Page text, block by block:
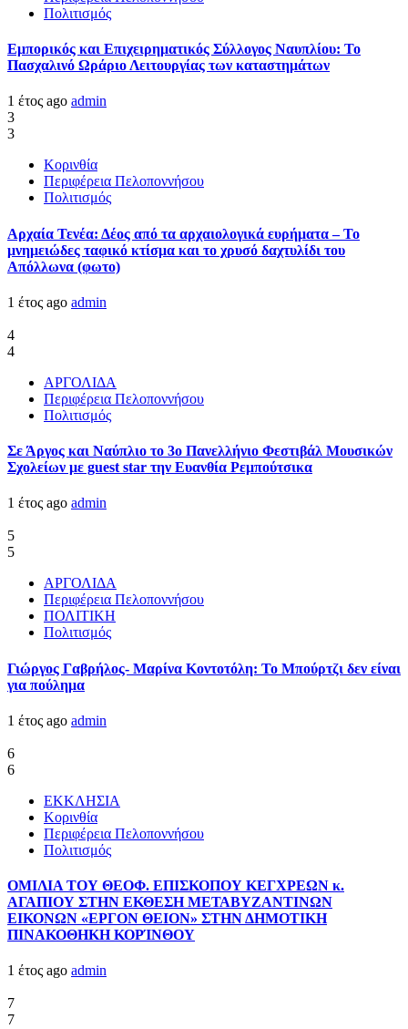
Πολιτισμός
Εμπορικός και Επιχειρηματικός Σύλλογος Ναυπλίου: Το
Πασχαλινό Ωράριο Λειτουργίας των καταστημάτων
1 έτος ago admin
3
3
Κορινθία
Περιφέρεια Πελοποννήσου
Πολιτισμός
Αρχαία Τενέα: Δέος από τα αρχαιολογικά ευρήματα – Το
μνημειώδες ταφικό κτίσμα και το χρυσό δαχτυλίδι του
Απόλλωνα (φωτο)
1 έτος ago admin
4
4
ΑΡΓΟΛΙΔΑ
Περιφέρεια Πελοποννήσου
Πολιτισμός
Σε Άργος και Ναύπλιο το 3ο Πανελλήνιο Φεστιβάλ Μουσικών
Σχολείων με guest star την Ευανθία Ρεμπούτσικα
1 έτος ago admin
5
5
ΑΡΓΟΛΙΔΑ
Περιφέρεια Πελοποννήσου
ΠΟΛΙΤΙΚΗ
Πολιτισμός
Γιώργος Γαβρήλος- Μαρίνα Κοντοτόλη: Το Μπούρτζι δεν είναι
για πούλημα
1 έτος ago admin
6
6
ΕΚΚΛΗΣΙΑ
Κορινθία
Περιφέρεια Πελοποννήσου
Πολιτισμός
ΟΜΙΛΙΑ ΤΟΥ ΘΕΟΦ. ΕΠΙΣΚΟΠΟΥ ΚΕΓΧΡΕΩΝ κ.
ΑΓΑΠΙΟΥ ΣΤΗΝ ΕΚΘΕΣΗ ΜΕΤΑΒΥΖΑΝΤΙΝΩΝ
ΕΙΚΟΝΩΝ «ΕΡΓΟΝ ΘΕΙΟΝ» ΣΤΗΝ ΔΗΜΟΤΙΚΗ
ΠΙΝΑΚΟΘΗΚΗ ΚΟΡΊΝΘΟΥ
1 έτος ago admin
7
7